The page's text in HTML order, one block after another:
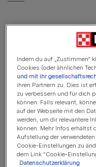
Produktübersicht
Zutaten &
227 reviews
Indem du auf „Zustimmen“
Cookies (oder ähnlichen
und mit ihr
ihren Partnern zu. Dies ist
zu verbessern und für dich
können. Falls relevant,
auf der Webseite mit den
werden, um dir relevantere
können. Mehr Infos erhältst
Aufstellung der
Cookie-Einstellungen zu
dem Link "Cookie-
Datenschutzerklärung